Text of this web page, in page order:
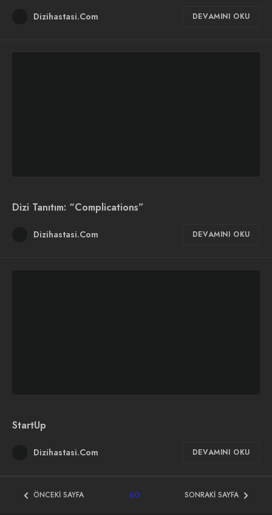
Dizihastasi.Com DEVAMINI OKU
Dizi Tanıtım: “Complications”
Dizihastasi.Com DEVAMINI OKU
StartUp
Dizihastasi.Com DEVAMINI OKU
ÖNCEKI SAYFA 60 SONRAKI SAYFA